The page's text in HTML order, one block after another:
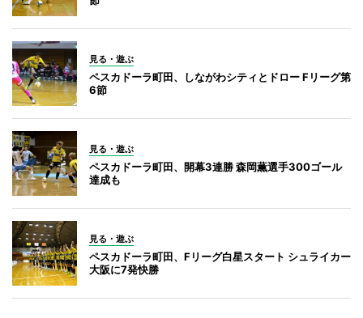
見る・遊ぶ
ペスカドーラ町田、しながわシティとドロー Fリーグ第
6節
見る・遊ぶ
ペスカドーラ町田、開幕3連勝 森岡薫選手300ゴール
達成も
見る・遊ぶ
ペスカドーラ町田、Fリーグ白星スタート シュライカー
大阪に7発快勝